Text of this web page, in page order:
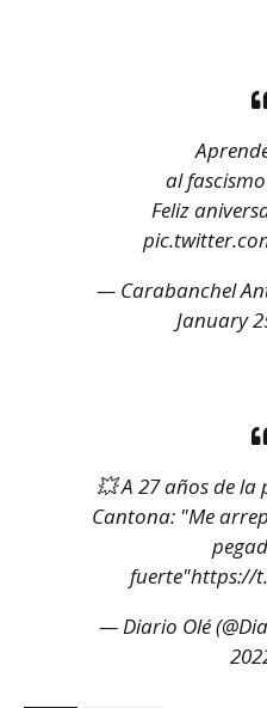
al
Feliz
— Carabanchel
January
💥 A 27 años de
Cantona: "Me
fuerte"https://
— Diario Olé